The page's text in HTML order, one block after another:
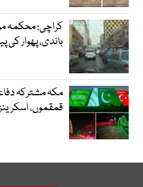
کراچی: محکمہ
باندی، پھوار کی
مکہ مشترکہ
قمقموں،